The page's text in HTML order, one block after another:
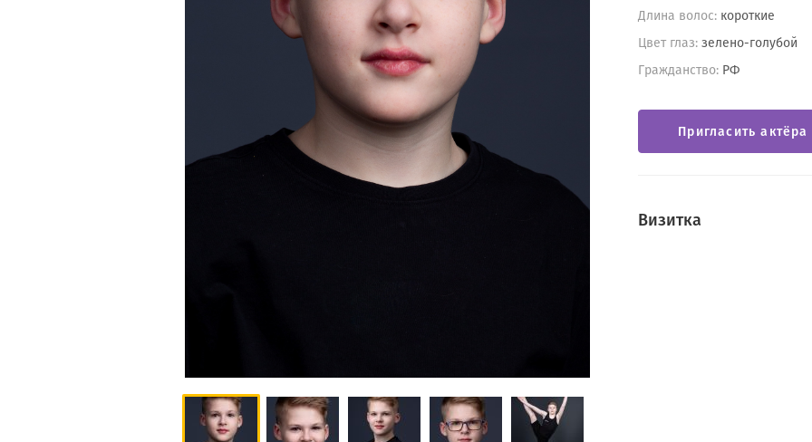
Длина волос: короткие
Цвет глаз: зелено-голубой
Гражданство: РФ
Пригласить актёра
Визитка